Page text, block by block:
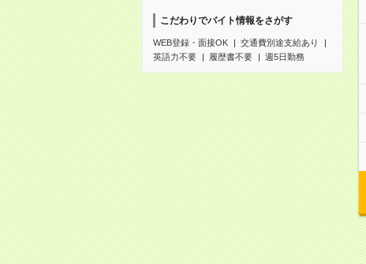
こだわりでバイト情報をさがす
WEB登録・面接OK
交通費別途支給あり
英語力不要
履歴書不要 週5日勤務